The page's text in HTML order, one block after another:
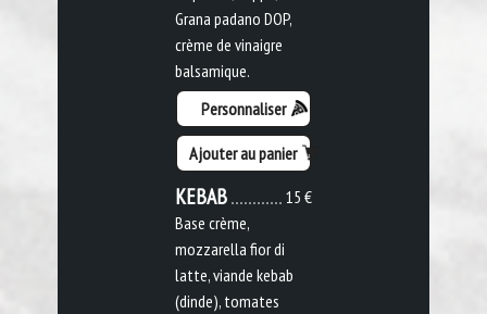
Grana padano DOP,
crème de vinaigre
balsamique.
Personnaliser
Ajouter au panier
15 €
KEBAB
Base crème,
mozzarella fior di
latte, viande kebab
(dinde), tomates